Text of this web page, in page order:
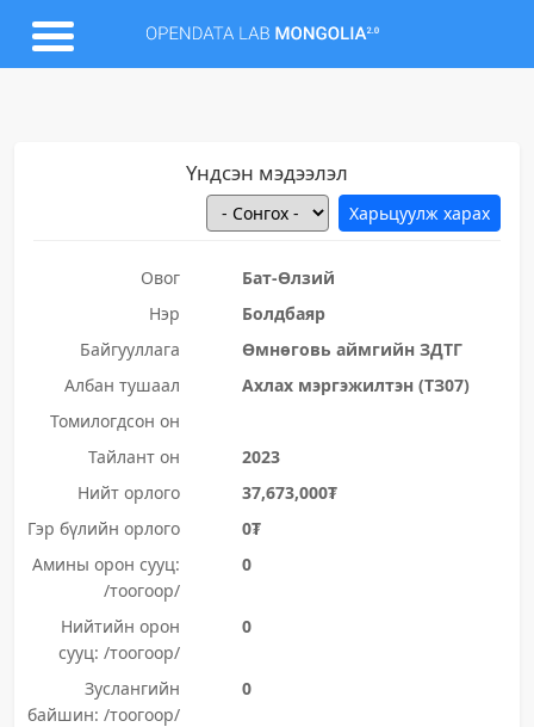
Үндсэн мэдээлэл
Овог
Бат-Өлзий
Нэр
Болдбаяр
Байгууллага
Өмнөговь аймгийн ЗДТГ
Албан тушаал
Ахлах мэргэжилтэн (ТЗ07)
Томилогдсон он
Тайлант он
2023
Нийт орлого
37,673,000₮
Гэр бүлийн орлого
0₮
Амины орон сууц:
/тоогоор/
0
Нийтийн орон
сууц: /тоогоор/
0
Зуслангийн
байшин: /тоогоор/
0